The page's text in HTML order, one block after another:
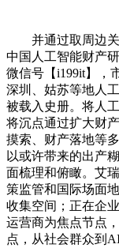
并通过取周边关
中国人工智能财产
微信号【i199it】，
深圳、姑苏等地人
被载入史册。将人
将沉点通过扩大财
摸索、财产落地等
以或许带来的出产
面梳理和俯瞰。艾
策监管和国际场面
收集空间；正在企
运营商为焦点节点
点，从社会群众到